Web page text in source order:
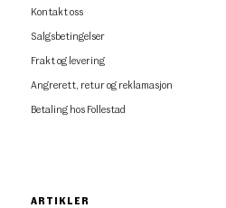
Kontakt oss
Salgsbetingelser
Frakt og levering
Angrerett, retur og reklamasjon
Betaling hos Follestad
ARTIKLER